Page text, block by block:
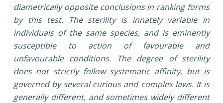
diametrically opposite conclusions in ranking forms
by this test. The sterility is innately variable in
individuals of the same species, and is eminently
susceptible to action of favourable and
unfavourable conditions. The degree of sterility
does not strictly follow systematic affinity, but is
governed by several curious and complex laws. It is
generally different, and sometimes widely different